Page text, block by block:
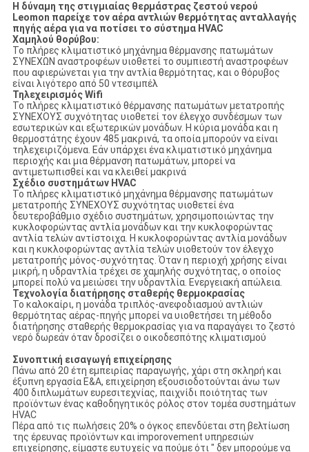
Η δύναμη της στιγμιαίας θερμάστρας ζεστού νερού
Leomon παρείχε τον αέρα αντλιών θερμότητας ανταλλαγής
πηγής αέρα για να ποτίσει το σύστημα HVAC
Χαμηλού θορύβου:
Το πλήρες κλιματιστικό μηχάνημα θέρμανσης πατωμάτων
ΣΥΝΕΧΩΝ αναστροφέων υιοθετεί το συμπιεστή αναστροφέων
που αφιερώνεται για την αντλία θερμότητας, και ο θόρυβος
είναι λιγότερο από 50 ντεσιμπέλ
Τηλεχειρισμός Wifi
Το πλήρες κλιματιστικό θέρμανσης πατωμάτων μετατροπής
ΣΥΝΕΧΟΥΣ συχνότητας υιοθετεί τον έλεγχο συνδέσμων των
εσωτερικών και εξωτερικών μονάδων. Η κύρια μονάδα και η
θερμοστάτης έχουν 485 μακρινά, τα οποία μπορούν να είναι
τηλεχειριζόμενα. Εάν υπάρχει ένα κλιματιστικό μηχάνημα
περιοχής και μια θέρμανση πατωμάτων, μπορεί να
αντιμετωπισθεί και να κλειθεί μακρινά
Σχέδιο συστημάτων HVAC
Το πλήρες κλιματιστικό μηχάνημα θέρμανσης πατωμάτων
μετατροπής ΣΥΝΕΧΟΥΣ συχνότητας υιοθετεί ένα
δευτεροβάθμιο σχέδιο συστημάτων, χρησιμοποιώντας την
κυκλοφορώντας αντλία μονάδων και την κυκλοφορώντας
αντλία τελών αντίστοιχα. Η κυκλοφορώντας αντλία μονάδων
και η κυκλοφορώντας αντλία τελών υιοθετούν τον έλεγχο
μετατροπής μόνος-συχνότητας. Όταν η περιοχή χρήσης είναι
μικρή, η υδραντλία τρέχει σε χαμηλής συχνότητας, ο οποίος
μπορεί πολύ να μειώσει την υδραντλία. Ενεργειακή απώλεια.
Τεχνολογία διατήρησης σταθερής θερμοκρασίας
Το καλοκαίρι, η μονάδα τριπλός-ανεφοδιασμού αντλιών
θερμότητας αέρας-πηγής μπορεί να υιοθετήσει τη μέθοδο
διατήρησης σταθερής θερμοκρασίας για να παραγάγει το ζεστό
νερό δωρεάν όταν δροσίζει ο οικοδεσπότης κλιματισμού
Συνοπτική εισαγωγή επιχείρησης
Πάνω από 20 έτη εμπειρίας παραγωγής, χάρι στη σκληρή και
έξυπνη εργασία Ε&Α, επιχείρηση εξουσιοδοτούνται άνω των
400 διπλωμάτων ευρεσιτεχνίας, παιχνίδι ποιότητας των
προϊόντων ένας καθοδηγητικός ρόλος στον τομέα συστημάτων
HVAC
Πέρα από τις πωλήσεις 20% ο όγκος επενδύεται στη βελτίωση
της έρευνας προϊόντων και imporovement υπηρεσιών
επιχείρησης, είμαστε ευτυχείς να πούμε ότι " δεν μπορούμε να